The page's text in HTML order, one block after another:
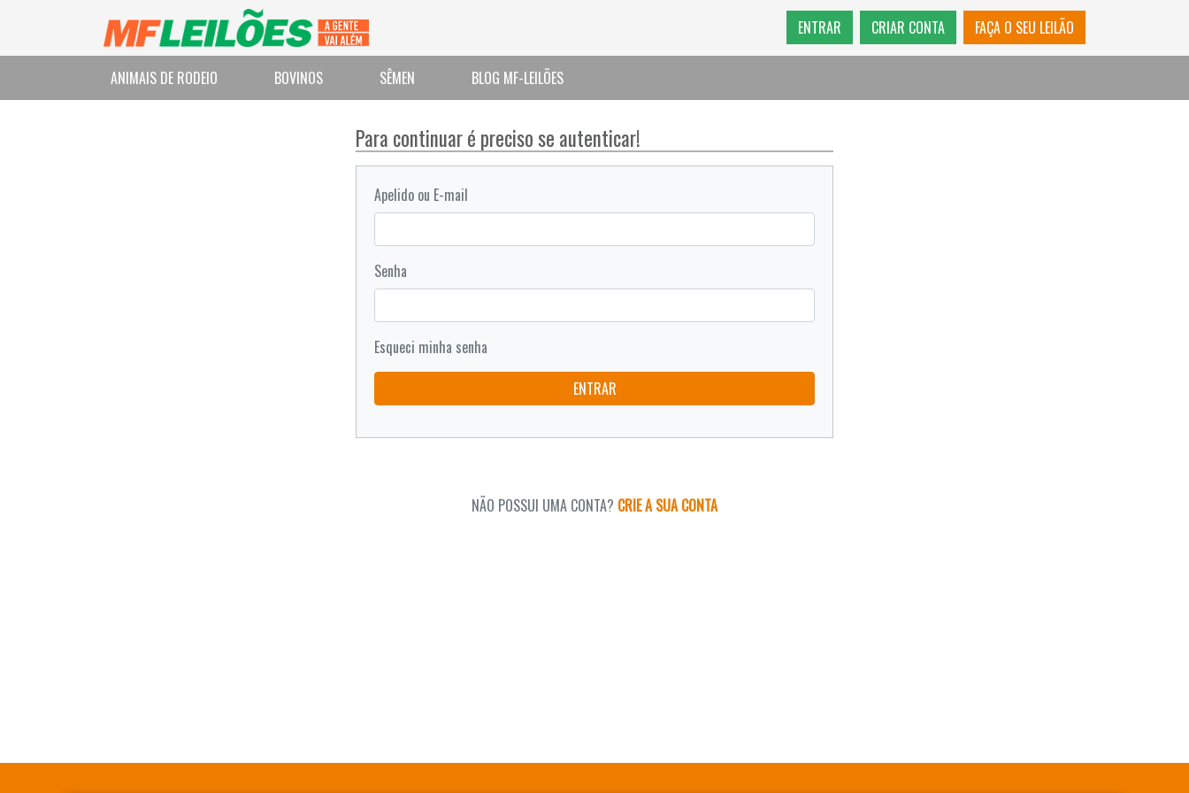
ENTRAR CRIAR CONTA FAÇA O SEU LEILÃO
ANIMAIS DE RODEIO BOVINOS SÊMEN BLOG MF-LEILÕES
Para continuar é preciso se autenticar!
Apelido ou E-mail
Senha
Esqueci minha senha
ENTRAR
NÃO POSSUI UMA CONTA? CRIE A SUA CONTA